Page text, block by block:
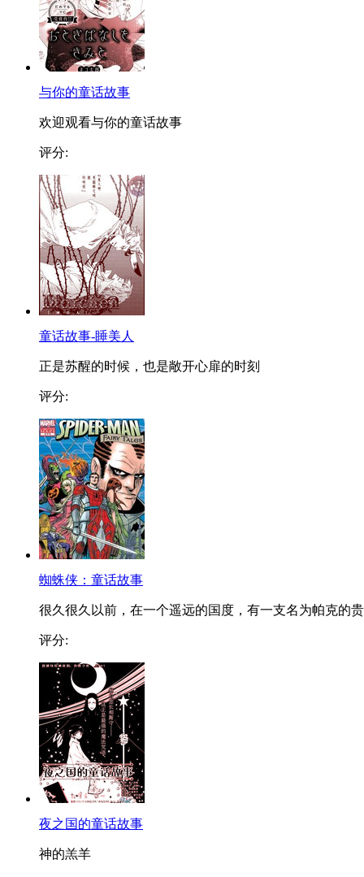
与你的童话故事
欢迎观看与你的童话故事
评分:
童话故事-睡美人
正是苏醒的时候，也是敞开心扉的时刻
评分:
蜘蛛侠：童话故事
很久很久以前，在一个遥远的国度，有一支名为帕克的
评分:
夜之国的童话故事
神的羔羊